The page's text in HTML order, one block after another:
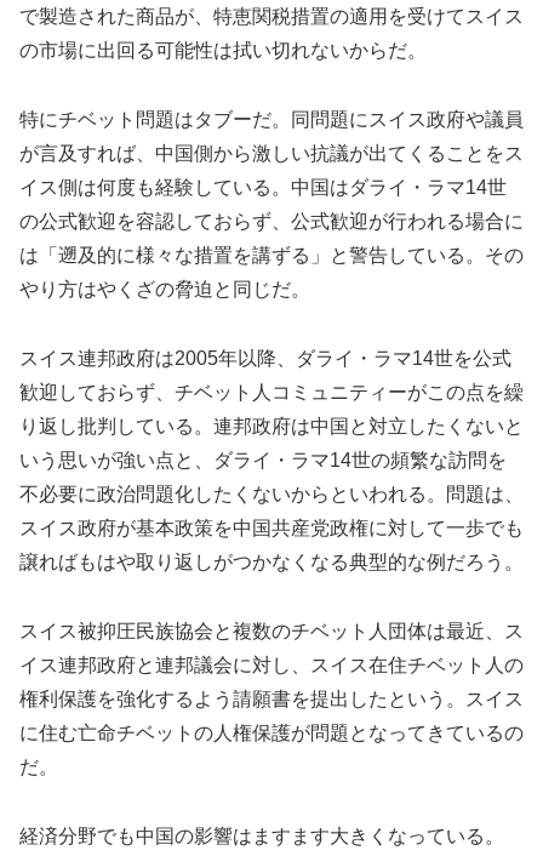
で製造された商品が、特恵関税措置の適用を受けてスイス
の市場に出回る可能性は拭い切れないからだ。
特にチベット問題はタブーだ。同問題にスイス政府や議員
が言及すれば、中国側から激しい抗議が出てくることをス
イス側は何度も経験している。中国はダライ・ラマ14世
の公式歓迎を容認しておらず、公式歓迎が行われる場合に
は「遡及的に様々な措置を講ずる」と警告している。その
やり方はやくざの脅迫と同じだ。
スイス連邦政府は2005年以降、ダライ・ラマ14世を公式
歓迎しておらず、チベット人コミュニティーがこの点を繰
り返し批判している。連邦政府は中国と対立したくないと
いう思いが強い点と、ダライ・ラマ14世の頻繁な訪問を
不必要に政治問題化したくないからといわれる。問題は、
スイス政府が基本政策を中国共産党政権に対して一歩でも
譲ればもはや取り返しがつかなくなる典型的な例だろう。
スイス被抑圧民族協会と複数のチベット人団体は最近、ス
イス連邦政府と連邦議会に対し、スイス在住チベット人の
権利保護を強化するよう請願書を提出したという。スイス
に住む亡命チベットの人権保護が問題となってきているの
だ。
経済分野でも中国の影響はますます大きくなっている。